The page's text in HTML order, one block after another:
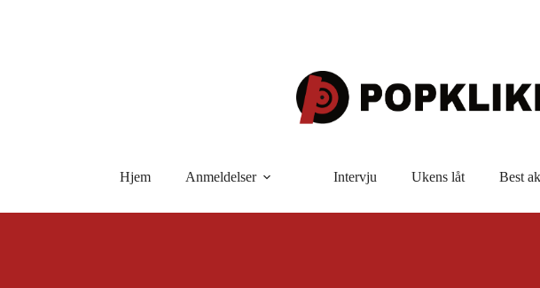
Hjem Anmeldelser Intervju Ukens låt Best